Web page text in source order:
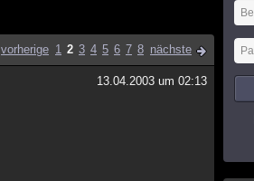
vorherige 1 2 3 4 5 6 7 8 nächste
13.04.2003 um 02:13